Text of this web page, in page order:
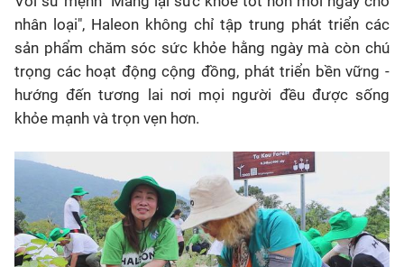
nhân loại", Haleon không chỉ tập trung phát triển các
sản phẩm chăm sóc sức khỏe hằng ngày mà còn chú
trọng các hoạt động cộng đồng, phát triển bền vững -
hướng đến tương lai nơi mọi người đều được sống
khỏe mạnh và trọn vẹn hơn.